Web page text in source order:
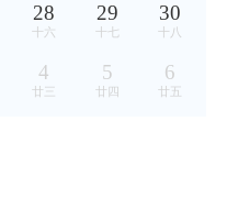
28
十六
29
十七
30
十八
4
廿三
5
廿四
6
廿五